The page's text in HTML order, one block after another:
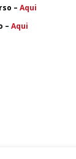
– Aqui
– Aqui